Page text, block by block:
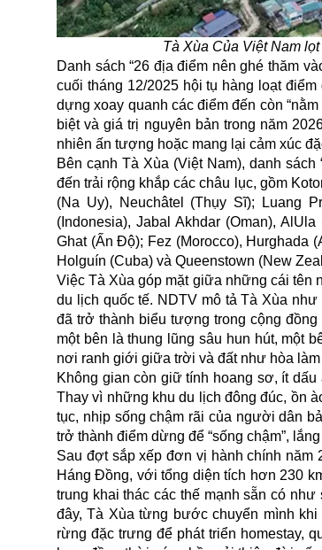
Tà Xùa Của Việt Nam
Danh sách “26 địa điểm nên ghé thăm
cuối tháng 12/2025 hội tụ hàng loạt
dựng xoay quanh các điểm đến còn
biệt và giá trị nguyên bản trong năm
nhiên ấn tượng hoặc mang lại cảm xúc
Bên cạnh Tà Xùa (Việt Nam), danh
đến trải rộng khắp các châu lục, gồm
(Na Uy), Neuchâtel (Thụy Sĩ); Luang
(Indonesia), Jabal Akhdar (Oman),
Ghat (Ấn Độ); Fez (Morocco), Hurghada
Holguín (Cuba) và Queenstown (New
Việc Tà Xùa góp mặt giữa những cái tên
du lịch quốc tế. NDTV mô tả Tà Xùa
đã trở thành biểu tượng trong cộng
một bên là thung lũng sâu hun hút, một
nơi ranh giới giữa trời và đất như hòa
Không gian còn giữ tính hoang sơ, ít
Thay vì những khu du lịch đông đúc, ồn
tục, nhịp sống chậm rãi của người dân
trở thành điểm dừng để “sống chậm”,
Sau đợt sắp xếp đơn vị hành chính
Háng Đồng, với tổng diện tích hơn 230
trung khai thác các thế mạnh sẵn có
đây, Tà Xùa từng bước chuyển mình
rừng đặc trưng để phát triển homestay,